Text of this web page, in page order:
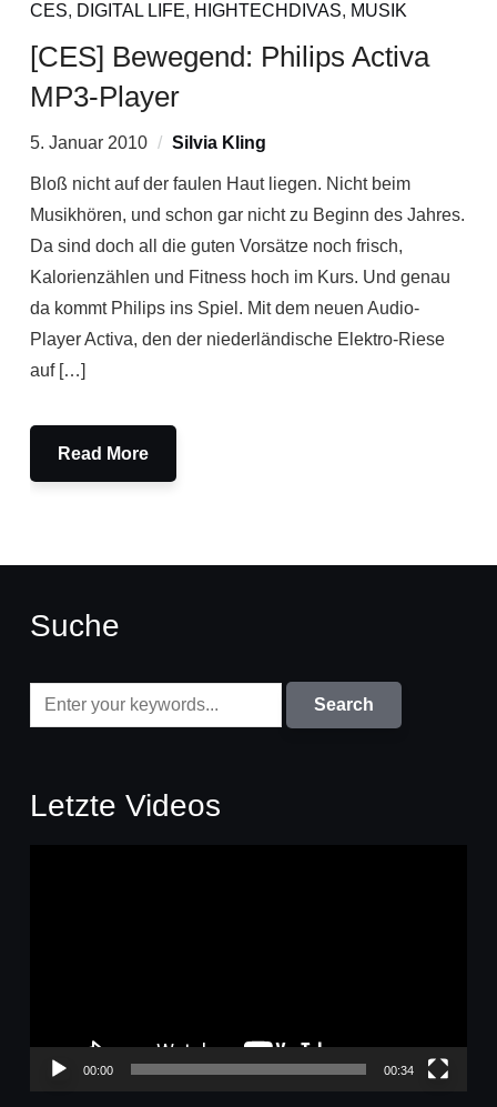
CES, DIGITAL LIFE, HIGHTECHDIVAS, MUSIK
[CES] Bewegend: Philips Activa
MP3-Player
5. Januar 2010 Silvia Kling
Bloß nicht auf der faulen Haut liegen. Nicht beim
Musikhören, und schon gar nicht zu Beginn des Jahres.
Da sind doch all die guten Vorsätze noch frisch,
Kalorienzählen und Fitness hoch im Kurs. Und genau
da kommt Philips ins Spiel. Mit dem neuen Audio-
Player Activa, den der niederländische Elektro-Riese
auf […]
Read More
Suche
Letzte Videos
00:00 00:34